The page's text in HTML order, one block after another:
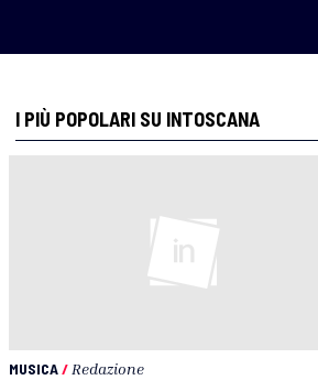
I PIÙ POPOLARI SU INTOSCANA
MUSICA/ Redazione